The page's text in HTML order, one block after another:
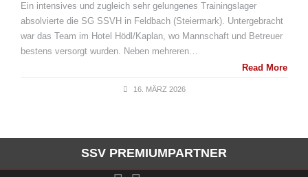
Ein intensives und zugleich sehr gelungenes Trainingslager
absolvierte die SG SSVH in Feldbach (Steiermark). Untergebracht
war das Team im Hotel Hödl/Kaplan, wo Mannschaft und Betreuer
bestens versorgt wurden. Neben mehreren…
Read More
16. MÄRZ 2026
SSV PREMIUMPARTNER